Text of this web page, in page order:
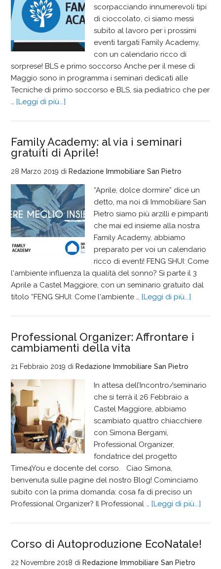
scorpacciando innumerevoli tipi
di cioccolato, ci siamo messi
subito al lavoro per i prossimi
eventi targati Family Academy,
con un calendario ricco di
sorprese! BLS e primo soccorso Anche per il mese di
Maggio sono in programma i seminari dedicati alle
Tecniche di primo soccorso e BLS, sia pediatrico che per
…[Leggi di più...]
Family Academy: al via i seminari
gratuiti di Aprile!
28 Marzo 2019 di Redazione Immobiliare San Pietro
“Aprile, dolce dormire” dice un
detto, ma noi di Immobiliare San
Pietro siamo più arzilli e pimpanti
che mai ed insieme alla nostra
Family Academy, abbiamo
preparato per voi un calendario
ricco di eventi! FENG SHUI: Come
l'ambiente influenza la qualità del sonno? Si parte il 3
Aprile a Castel Maggiore, con un seminario gratuito dal
titolo “FENG SHUI: Come l'ambiente …[Leggi di più...]
Professional Organizer: Affrontare i
cambiamenti della vita
21 Febbraio 2019 di Redazione Immobiliare San Pietro
In attesa dell’Incontro/seminario
che si terrà il 26 Febbraio a
Castel Maggiore, abbiamo
scambiato quattro chiacchiere
con Simona Bergami,
Professional Organizer,
fondatrice del progetto
Time4You e docente del corso. Ciao Simona,
benvenuta sulle pagine del nostro Blog! Cominciamo
subito con la prima domanda: cosa fa di preciso un
Professional Organizer? Il Professional …[Leggi di più...]
Corso di Autoproduzione EcoNatale!
22 Novembre 2018 di Redazione Immobiliare San Pietro